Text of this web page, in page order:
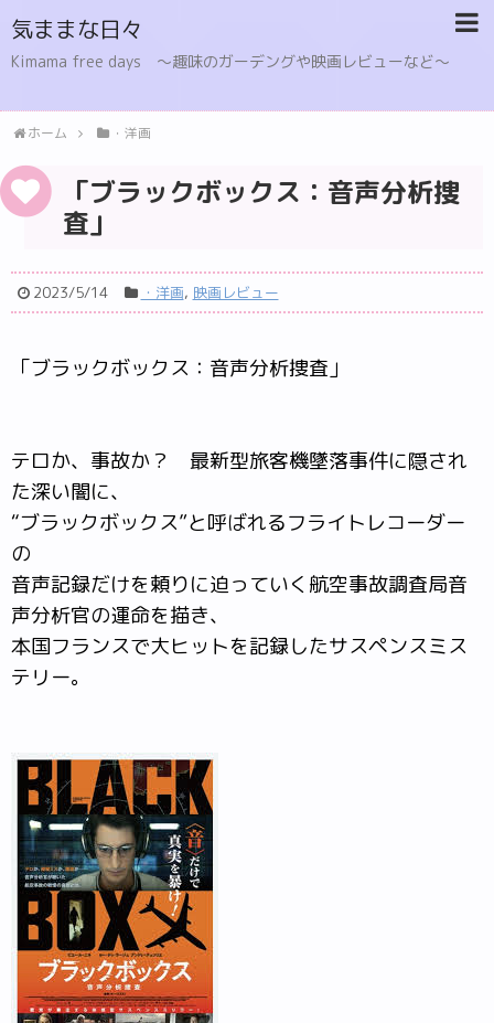
気ままな日々
Kimama free days 〜趣味のガーデングや映画レビューなど〜
ホーム ・洋画
「ブラックボックス：音声分析捜
査」
2023/5/14 ・洋画, 映画レビュー
「ブラックボックス：音声分析捜査」
テロか、事故か？ 最新型旅客機墜落事件に隠され
た深い闇に、
“ブラックボックス”と呼ばれるフライトレコーダー
の
音声記録だけを頼りに迫っていく航空事故調査局音
声分析官の運命を描き、
本国フランスで大ヒットを記録したサスペンスミス
テリー。